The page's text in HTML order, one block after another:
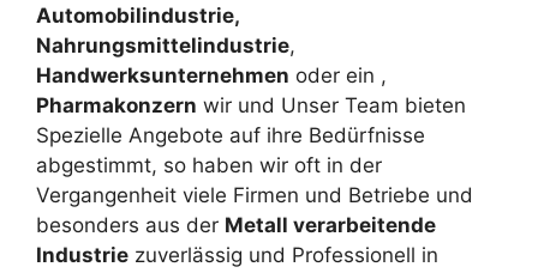
Automobilindustrie,
Nahrungsmittelindustrie,
Handwerksunternehmen oder ein ,
Pharmakonzern wir und Unser Team bieten
Spezielle Angebote auf ihre Bedürfnisse
abgestimmt, so haben wir oft in der
Vergangenheit viele Firmen und Betriebe und
besonders aus der Metall verarbeitende
Industrie zuverlässig und Professionell in